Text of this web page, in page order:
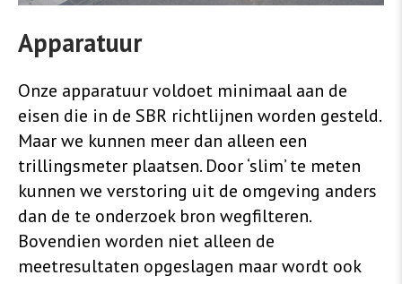
Apparatuur
Onze apparatuur voldoet minimaal aan de
eisen die in de SBR richtlijnen worden gesteld.
Maar we kunnen meer dan alleen een
trillingsmeter plaatsen. Door ‘slim’ te meten
kunnen we verstoring uit de omgeving anders
dan de te onderzoek bron wegfilteren.
Bovendien worden niet alleen de
meetresultaten opgeslagen maar wordt ook